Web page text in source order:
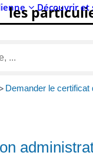
Découvrir et
les
> Demander le